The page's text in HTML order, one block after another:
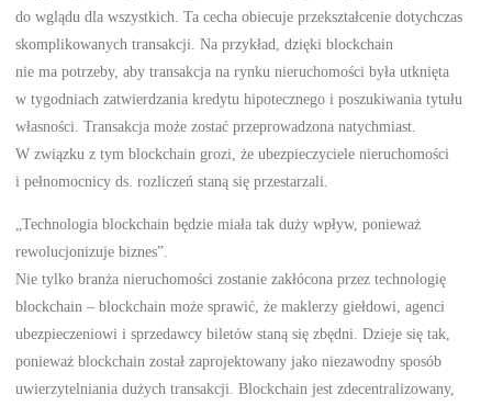
do wglądu dla wszystkich. Ta cecha obiecuje przekształcenie dotychczas
skomplikowanych transakcji. Na przykład, dzięki blockchain
nie ma potrzeby, aby transakcja na rynku nieruchomości była utknięta
w tygodniach zatwierdzania kredytu hipotecznego i poszukiwania tytułu
własności. Transakcja może zostać przeprowadzona natychmiast.
W związku z tym blockchain grozi, że ubezpieczyciele nieruchomości
i pełnomocnicy ds. rozliczeń staną się przestarzali.
„Technologia blockchain będzie miała tak duży wpływ, ponieważ
rewolucjonizuje biznes”.
Nie tylko branża nieruchomości zostanie zakłócona przez technologię
blockchain – blockchain może sprawić, że maklerzy giełdowi, agenci
ubezpieczeniowi i sprzedawcy biletów staną się zbędni. Dzieje się tak,
ponieważ blockchain został zaprojektowany jako niezawodny sposób
uwierzytelniania dużych transakcji. Blockchain jest zdecentralizowany,